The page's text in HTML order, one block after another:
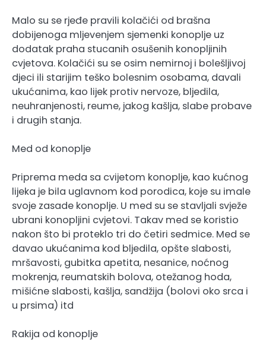
Malo su se rjeđe pravili kolačići od brašna
dobijenoga mljevenjem sjemenki konoplje uz
dodatak praha stucanih osušenih konopljinih
cvjetova. Kolačići su se osim nemirnoj i bolešljivoj
djeci ili starijim teško bolesnim osobama, davali
ukućanima, kao lijek protiv nervoze, bljedila,
neuhranjenosti, reume, jakog kašlja, slabe probave
i drugih stanja.
Med od konoplje
Priprema meda sa cvijetom konoplje, kao kućnog
lijeka je bila uglavnom kod porodica, koje su imale
svoje zasade konoplje. U med su se stavljali svježe
ubrani konopljini cvjetovi. Takav med se koristio
nakon što bi proteklo tri do četiri sedmice. Med se
davao ukućanima kod bljedila, opšte slabosti,
mršavosti, gubitka apetita, nesanice, noćnog
mokrenja, reumatskih bolova, otežanog hoda,
mišićne slabosti, kašlja, sandžija (bolovi oko srca i
u prsima) itd
Rakija od konoplje